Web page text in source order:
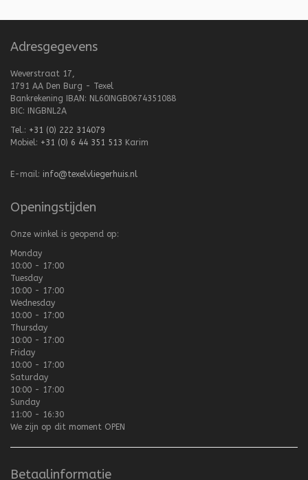
Adresgegevens
Weverstraat 17,
1791 AA Den Burg - Texel
Bankrekening IBAN: NL60INGB0674351088
BIC: INGBNL2A
Tel.: +31 (0) 222 314079
Mobiel: +31 (0) 6 44 351 513 Karim
E-mail: info@texelvliegerhuis.nl
Openingstijden
Onze winkel is geopend op:
Monday
10:00 - 17:00
Tuesday
10:00 - 17:00
Wednesday
10:00 - 17:00
Thursday
10:00 - 17:00
Friday
10:00 - 17:00
Saturday
10:00 - 17:00
Sunday
11:00 - 16:30
We zijn op dit moment OPEN
Betaalinformatie